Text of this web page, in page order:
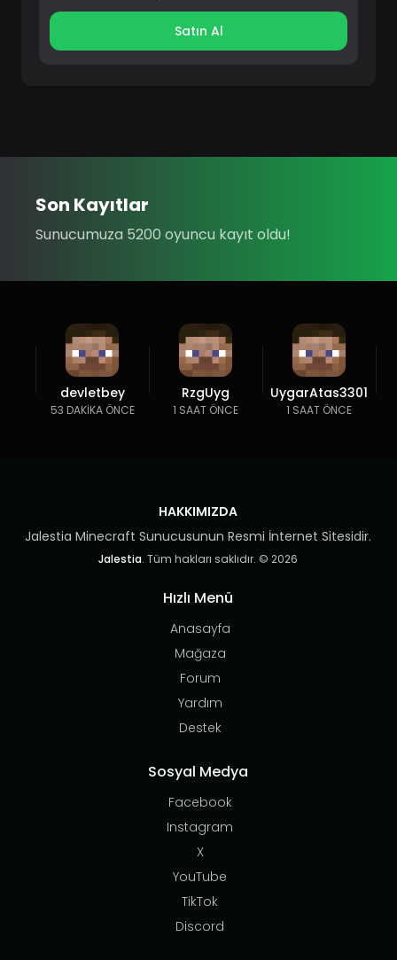
Satın Al
Son Kayıtlar
Sunucumuza 5200 oyuncu kayıt oldu!
devletbey
53 DAKIKA ÖNCE
RzgUyg
1 SAAT ÖNCE
UygarAtas3301
1 SAAT ÖNCE
HAKKIMIZDA
Jalestia Minecraft Sunucusunun Resmi İnternet Sitesidir.
Jalestia. Tüm hakları saklıdır. © 2026
Hızlı Menü
Anasayfa
Mağaza
Forum
Yardım
Destek
Sosyal Medya
Facebook
Instagram
X
YouTube
TikTok
Discord